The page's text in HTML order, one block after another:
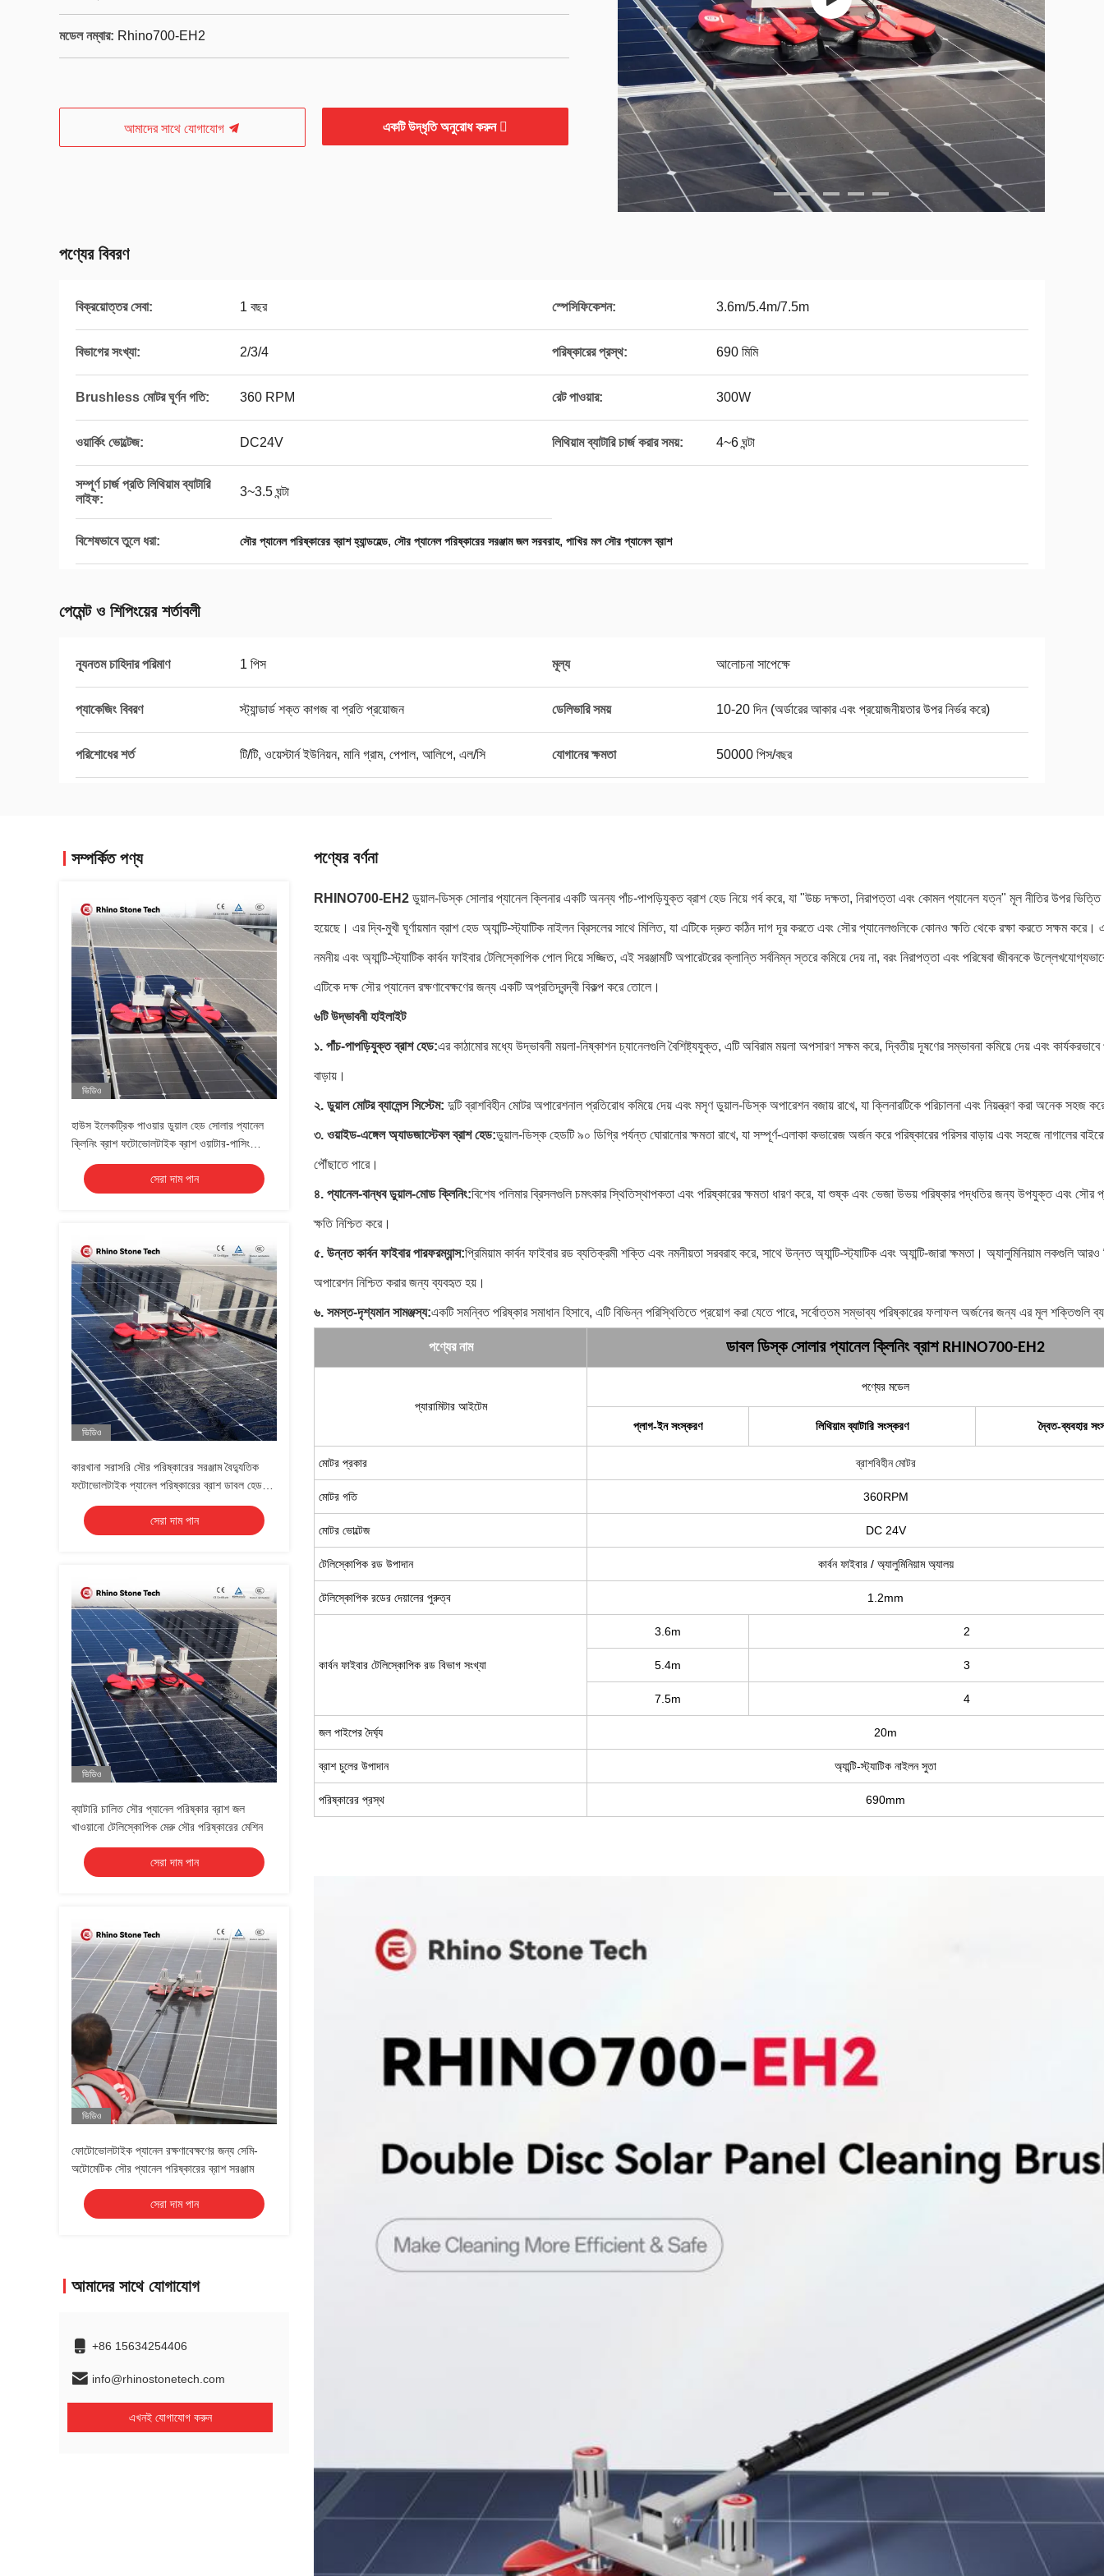
মডেল নম্বার: Rhino700-EH2
আমাদের সাথে যোগাযোগ একটি উদ্ধৃতি অনুরোধ করুন
পণ্যের বিবরণ
বিক্রয়োত্তর সেবা: 1 বছর স্পেসিফিকেশন: 3.6m/5.4m/7.5m
বিভাগের সংখ্যা: 2/3/4 পরিষ্কারের প্রস্থ: 690 মিমি
Brushless মোটর ঘূর্ণন গতি: 360 RPM রেট পাওয়ার: 300W
ওয়ার্কিং ভোল্টেজ: DC24V লিথিয়াম ব্যাটারি চার্জ করার সময়: 4~6 ঘন্টা
সম্পূর্ণ চার্জ প্রতি লিথিয়াম ব্যাটারি
লাইফ:
3~3.5 ঘন্টা
বিশেষভাবে তুলে ধরা: সৌর প্যানেল পরিষ্কারের ব্রাশ হ্যান্ডহেল্ড, সৌর প্যানেল পরিষ্কারের সরঞ্জাম জল সরবরাহ, পাখির মল সৌর প্যানেল ব্রাশ
পেমেন্ট ও শিপিংয়ের শর্তাবলী
ন্যূনতম চাহিদার পরিমাণ 1 পিস মূল্য আলোচনা সাপেক্ষে
প্যাকেজিং বিবরণ স্ট্যান্ডার্ড শক্ত কাগজ বা প্রতি প্রয়োজন ডেলিভারি সময় 10-20 দিন (অর্ডারের আকার এবং প্রয়োজনীয়তার উপর নির্ভর করে)
পরিশোধের শর্ত টি/টি, ওয়েস্টার্ন ইউনিয়ন, মানি গ্রাম, পেপাল, আলিপে, এল/সি যোগানের ক্ষমতা 50000 পিস/বছর
সম্পর্কিত পণ্য
ভিডিও
হাউস ইলেকট্রিক পাওয়ার ডুয়াল হেড সোলার প্যানেল
ক্লিনিং ব্রাশ ফটোভোলটাইক ব্রাশ ওয়াটার-পাসিং
টেলিস্কোপিক রড সহ
সেরা দাম পান
ভিডিও
কারখানা সরাসরি সৌর পরিষ্কারের সরঞ্জাম বৈদ্যুতিক
ফটোভোলটাইক প্যানেল পরিষ্কারের ব্রাশ ডাবল হেড
সোলার প্যানেল ক্লিনিং ব্রাশ টেলিস্কোপিক রড সহ
সেরা দাম পান
ভিডিও
ব্যাটারি চালিত সৌর প্যানেল পরিষ্কার ব্রাশ জল
খাওয়ানো টেলিস্কোপিক মেরু সৌর পরিষ্কারের মেশিন
সেরা দাম পান
ভিডিও
ফোটোভোলটাইক প্যানেল রক্ষণাবেক্ষণের জন্য সেমি-
অটোমেটিক সৌর প্যানেল পরিষ্কারের ব্রাশ সরঞ্জাম
সেরা দাম পান
আমাদের সাথে যোগাযোগ
+86 15634254406
info@rhinostonetech.com
এখনই যোগাযোগ করুন
পণ্যের বর্ণনা
RHINO700-EH2 ডুয়াল-ডিস্ক সোলার প্যানেল ক্লিনার একটি অনন্য পাঁচ-পাপড়িযুক্ত ব্রাশ হেড নিয়ে গর্ব করে, যা "উচ্চ দক্ষতা, নিরাপত্তা এবং কোমল প্যানেল যত্ন" মূল নীতির উপর ভিত্তি
হয়েছে। এর দ্বি-মুখী ঘূর্ণায়মান ব্রাশ হেড অ্যান্টি-স্ট্যাটিক নাইলন ব্রিসলের সাথে মিলিত, যা এটিকে দ্রুত কঠিন দাগ দূর করতে এবং সৌর প্যানেলগুলিকে কোনও ক্ষতি থেকে রক্ষা করতে সক্ষম
নমনীয় এবং অ্যান্টি-স্ট্যাটিক কার্বন ফাইবার টেলিস্কোপিক পোল দিয়ে সজ্জিত, এই সরঞ্জামটি অপারেটরের ক্লান্তি সর্বনিম্ন স্তরে কমিয়ে দেয় না, বরং নিরাপত্তা এবং পরিষেবা জীবনকে
এটিকে দক্ষ সৌর প্যানেল রক্ষণাবেক্ষণের জন্য একটি অপ্রতিদ্বন্দ্বী বিকল্প করে তোলে।
৬টি উদ্ভাবনী হাইলাইট
১. পাঁচ-পাপড়িযুক্ত ব্রাশ হেড:এর কাঠামোর মধ্যে উদ্ভাবনী ময়লা-নিষ্কাশন চ্যানেলগুলি বৈশিষ্ট্যযুক্ত, এটি অবিরাম ময়লা অপসারণ সক্ষম করে, দ্বিতীয় দূষণের সম্ভাবনা কমিয়ে দেয় এবং কার্যকরভাবে
বাড়ায়।
২. ডুয়াল মোটর ব্যালেন্স সিস্টেম: দুটি ব্রাশবিহীন মোটর অপারেশনাল প্রতিরোধ কমিয়ে দেয় এবং মসৃণ ডুয়াল-ডিস্ক অপারেশন বজায় রাখে, যা ক্লিনারটিকে পরিচালনা এবং নিয়ন্ত্রণ করা অনেক সহজ
৩. ওয়াইড-এঙ্গেল অ্যাডজাস্টেবল ব্রাশ হেড:ডুয়াল-ডিস্ক হেডটি ৯০ ডিগ্রি পর্যন্ত ঘোরানোর ক্ষমতা রাখে, যা সম্পূর্ণ-এলাকা কভারেজ অর্জন করে পরিষ্কারের পরিসর বাড়ায় এবং সহজে নাগালের
পৌঁছাতে পারে।
৪. প্যানেল-বান্ধব ডুয়াল-মোড ক্লিনিং:বিশেষ পলিমার ব্রিসলগুলি চমৎকার স্থিতিস্থাপকতা এবং পরিষ্কারের ক্ষমতা ধারণ করে, যা শুষ্ক এবং ভেজা উভয় পরিষ্কার পদ্ধতির জন্য উপযুক্ত এবং সৌর
ক্ষতি নিশ্চিত করে।
৫. উন্নত কার্বন ফাইবার পারফরম্যান্স:প্রিমিয়াম কার্বন ফাইবার রড ব্যতিক্রমী শক্তি এবং নমনীয়তা সরবরাহ করে, সাথে উন্নত অ্যান্টি-স্ট্যাটিক এবং অ্যান্টি-জারা ক্ষমতা। অ্যালুমিনিয়াম লকগুলি আরও
অপারেশন নিশ্চিত করার জন্য ব্যবহৃত হয়।
৬. সমস্ত-দৃশ্যমান সামঞ্জস্য:একটি সমন্বিত পরিষ্কার সমাধান হিসাবে, এটি বিভিন্ন পরিস্থিতিতে প্রয়োগ করা যেতে পারে, সর্বোত্তম সম্ভাব্য পরিষ্কারের ফলাফল অর্জনের জন্য এর মূল শক্তিগুলি
পণ্যের নাম ডাবল ডিস্ক সোলার প্যানেল ক্লিনিং ব্রাশ RHINO700-EH2
প্যারামিটার আইটেম
পণ্যের মডেল
প্লাগ-ইন সংস্করণ লিথিয়াম ব্যাটারি সংস্করণ দ্বৈত-ব্যবহার
মোটর প্রকার ব্রাশবিহীন মোটর
মোটর গতি 360RPM
মোটর ভোল্টেজ DC 24V
টেলিস্কোপিক রড উপাদান কার্বন ফাইবার / অ্যালুমিনিয়াম অ্যালয়
টেলিস্কোপিক রডের দেয়ালের পুরুত্ব 1.2mm
কার্বন ফাইবার টেলিস্কোপিক রড বিভাগ সংখ্যা
3.6m 2
5.4m 3
7.5m 4
জল পাইপের দৈর্ঘ্য 20m
ব্রাশ চুলের উপাদান অ্যান্টি-স্ট্যাটিক নাইলন সুতা
পরিষ্কারের প্রস্থ 690mm